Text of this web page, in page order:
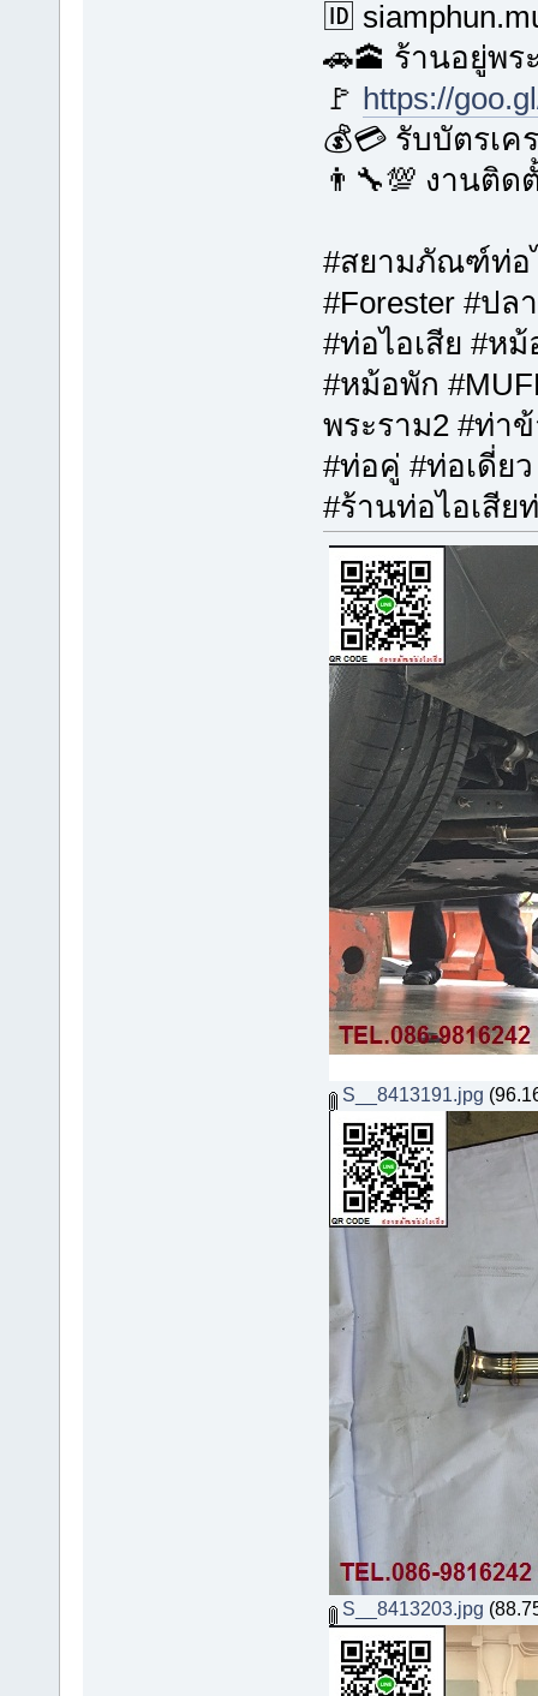
🆔
🚗🕋 ร้านอยู่พ
🚩 https://
💰💳 รับบัตรเ
👨‍🔧💯 งานติด
#สยามภัณฑ์ท่อไ
#Forester #ป
#ท่อไอเสีย #ห
#หม้อพัก
พระราม2 #ท่า
#ท่อคู่ #ท่อเดี่ย
#ร้านท่อไอเสีย
S__8413191.jpg
S__8413203.jpg